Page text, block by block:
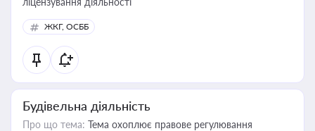
ЖКГ, ОСББ
Будівельна діяльність
Про що тема: Тема охоплює правове регулювання